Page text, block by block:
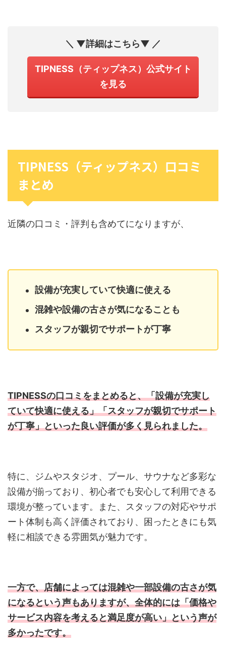
＼ ▼詳細はこちら▼ ／
TIPNESS（ティップネス）公式サイト
を見る
TIPNESS（ティップネス）口コミ
まとめ
近隣の口コミ・評判も含めてになりますが、
設備が充実していて快適に使える
混雑や設備の古さが気になることも
スタッフが親切でサポートが丁寧
TIPNESSの口コミをまとめると、「設備が充実し
ていて快適に使える」「スタッフが親切でサポート
が丁寧」といった良い評価が多く見られました。
特に、ジムやスタジオ、プール、サウナなど多彩な
設備が揃っており、初心者でも安心して利用できる
環境が整っています。また、スタッフの対応やサポ
ート体制も高く評価されており、困ったときにも気
軽に相談できる雰囲気が魅力です。
一方で、店舗によっては混雑や一部設備の古さが気
になるという声もありますが、全体的には「価格や
サービス内容を考えると満足度が高い」という声が
多かったです。